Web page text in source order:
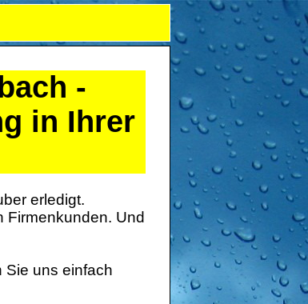
-
in Ihrer
erledigt.
Firmenkunden. Und
Sie uns einfach